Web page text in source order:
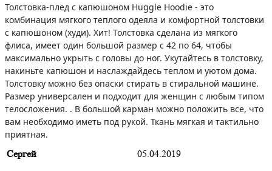
Толстовка-плед с капюшоном Huggle Hoodie - это
комбинация мягкого теплого одеяла и комфортной толстовки
с капюшоном (худи). Хит! Толстовка сделана из мягкого
флиса, имеет один большой размер с 42 по 64, чтобы
максимально укрыть с головы до ног. Укутайтесь в толстовку,
накиньте капюшон и наслаждайдесь теплом и уютом дома.
Толстовку можно без опаски стирать в стиральной машине.
Размер универсален и подходит для женщин с любым типом
телосложения. . В большой карман можно положить все, что
вам необходимо иметь под рукой. Ткань мягкая и тактильно
приятная.
Сергей
05.04.2019